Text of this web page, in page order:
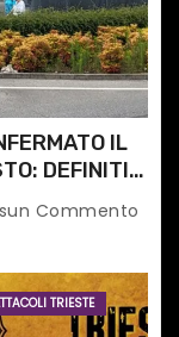
IL
DEFINITI
Commento
TRIESTE